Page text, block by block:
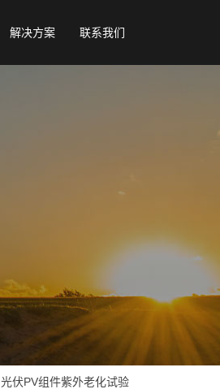
解决方案 联系我们
光伏PV组件紫外老化试验